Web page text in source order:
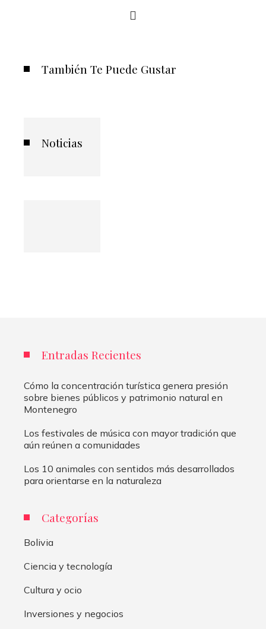
También Te Puede Gustar
Noticias
Entradas Recientes
Cómo la concentración turística genera presión
sobre bienes públicos y patrimonio natural en
Montenegro
Los festivales de música con mayor tradición que
aún reúnen a comunidades
Los 10 animales con sentidos más desarrollados
para orientarse en la naturaleza
Categorías
Bolivia
Ciencia y tecnología
Cultura y ocio
Inversiones y negocios